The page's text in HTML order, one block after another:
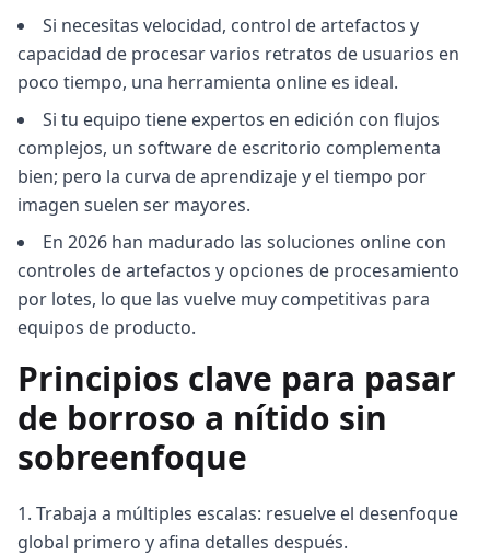
Si necesitas velocidad, control de artefactos y
capacidad de procesar varios retratos de usuarios en
poco tiempo, una herramienta online es ideal.
Si tu equipo tiene expertos en edición con flujos
complejos, un software de escritorio complementa
bien; pero la curva de aprendizaje y el tiempo por
imagen suelen ser mayores.
En 2026 han madurado las soluciones online con
controles de artefactos y opciones de procesamiento
por lotes, lo que las vuelve muy competitivas para
equipos de producto.
Principios clave para pasar
de borroso a nítido sin
sobreenfoque
Trabaja a múltiples escalas: resuelve el desenfoque
global primero y afina detalles después.